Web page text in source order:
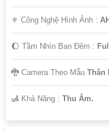
⚜️ Công Nghệ Hình Ảnh :
🌔 Tầm Nhìn Ban Đêm :
🐉️ Camera Theo Mẫu Thân
️🛃 Khả Năng : Thu Âm.